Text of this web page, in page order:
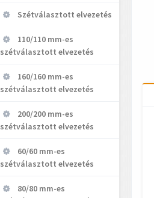
Szétválasztott elvezetés
110/110 mm-es
szétválasztott elvezetés
160/160 mm-es
szétválasztott elvezetés
200/200 mm-es
szétválasztott elvezetés
60/60 mm-es
szétválasztott elvezetés
80/80 mm-es